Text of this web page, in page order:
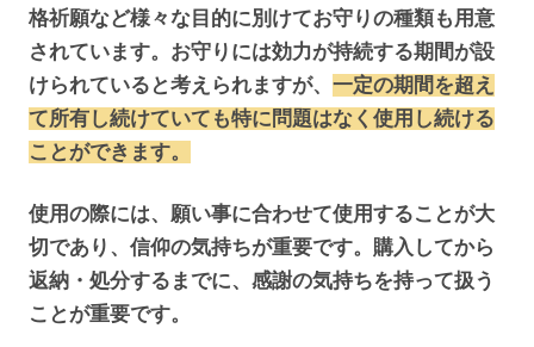
格祈願など様々な目的に別けてお守りの種類も用意
されています。お守りには効力が持続する期間が設
けられていると考えられますが、 一定の期間を超え
て所有し続けていても特に問題はなく使用し続ける
ことができます。
使用の際には、願い事に合わせて使用することが大
切であり、信仰の気持ちが重要です。購入してから
返納・処分するまでに、感謝の気持ちを持って扱う
ことが重要です。